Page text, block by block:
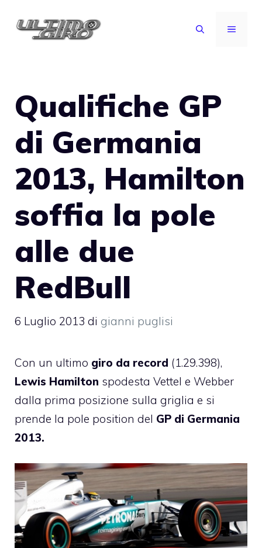
MENU
Qualifiche GP
di Germania
2013, Hamilton
soffia la pole
alle due
RedBull
6 Luglio 2013 di gianni puglisi
Con un ultimo giro da record (1.29.398),
Lewis Hamilton spodesta Vettel e Webber
dalla prima posizione sulla griglia e si
prende la pole position del GP di Germania
2013.